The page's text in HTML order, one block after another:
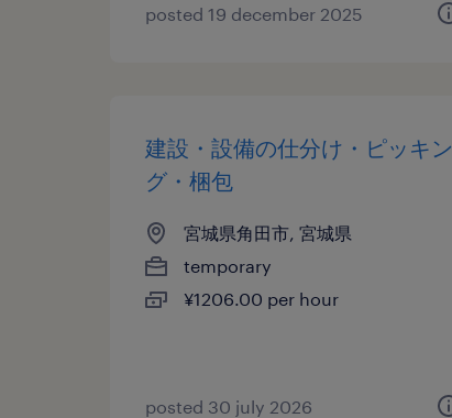
posted 19 december 2025
建設・設備の仕分け・ピッキン
グ・梱包
宮城県角田市, 宮城県
temporary
¥1206.00 per hour
posted 30 july 2026